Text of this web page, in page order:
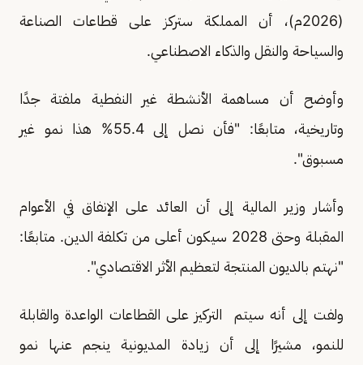
(2026م)، أن المملكة ستركز على قطاعات الصناعة
والسياحة والنقل والذكاء الاصطناعي.
وأوضح أن مساهمة الأنشطة غير النفطية ملفتة جدًا
وتاريخية، متابعًا: "فأن نصل إلى 55.4% هذا نمو غير
مسبوق".
وأشار وزير المالية إلى أن العائد على الإنفاق في الأعوام
المقبلة وحتى 2028 سيكون أعلى من تكلفة الدين. متابعًا:
"نهتم بالديون المنتجة لتعظيم الأثر الاقتصادي".
ولفت إلى أنه سيتم التركيز على القطاعات الواعدة والقابلة
للنمو، مشيرًا إلى أن زيادة المديونية ينجم عنها نمو